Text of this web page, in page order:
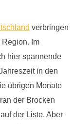
verbringen
Region. Im
hier spannende
in den
übrigen Monate
der Brocken
der Liste. Aber